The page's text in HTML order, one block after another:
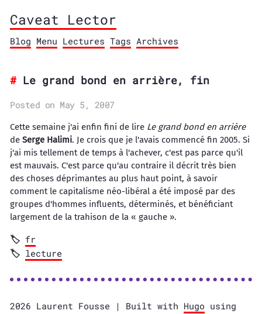
Caveat Lector
Blog Menu Lectures Tags Archives
Le grand bond en arrière, fin
Posted on May 5, 2007
Cette semaine j'ai enfin fini de lire Le grand bond en arrière
de Serge Halimi. Je crois que je l'avais commencé fin 2005. Si
j'ai mis tellement de temps à l'achever, c'est pas parce qu'il
est mauvais. C'est parce qu'au contraire il décrit très bien
des choses déprimantes au plus haut point, à savoir
comment le capitalisme néo-libéral a été imposé par des
groupes d'hommes influents, déterminés, et bénéficiant
largement de la trahison de la « gauche ».
fr
lecture
2026 Laurent Fousse | Built with Hugo using